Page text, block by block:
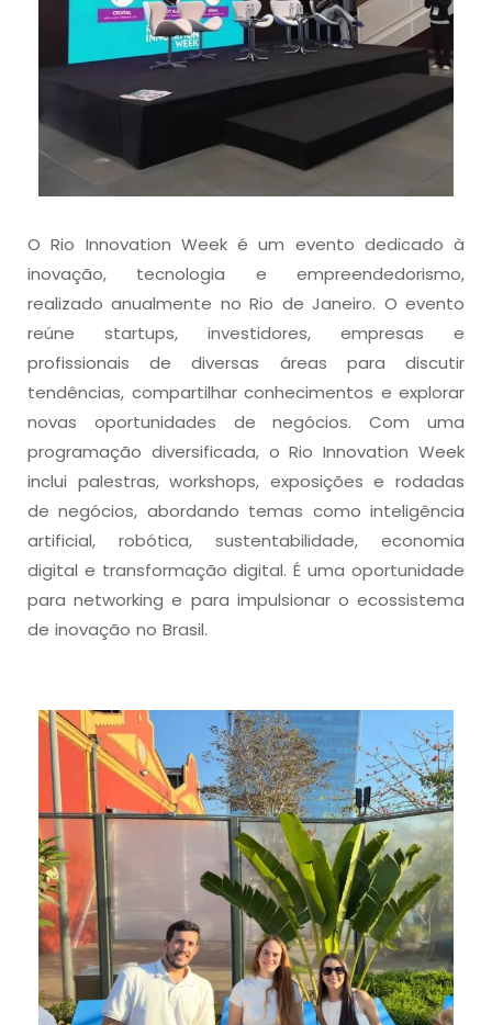
O Rio Innovation Week é um evento dedicado à
inovação, tecnologia e empreendedorismo,
realizado anualmente no Rio de Janeiro. O evento
reúne startups, investidores, empresas e
profissionais de diversas áreas para discutir
tendências, compartilhar conhecimentos e explorar
novas oportunidades de negócios. Com uma
programação diversificada, o Rio Innovation Week
inclui palestras, workshops, exposições e rodadas
de negócios, abordando temas como inteligência
artificial, robótica, sustentabilidade, economia
digital e transformação digital. É uma oportunidade
para networking e para impulsionar o ecossistema
de inovação no Brasil.